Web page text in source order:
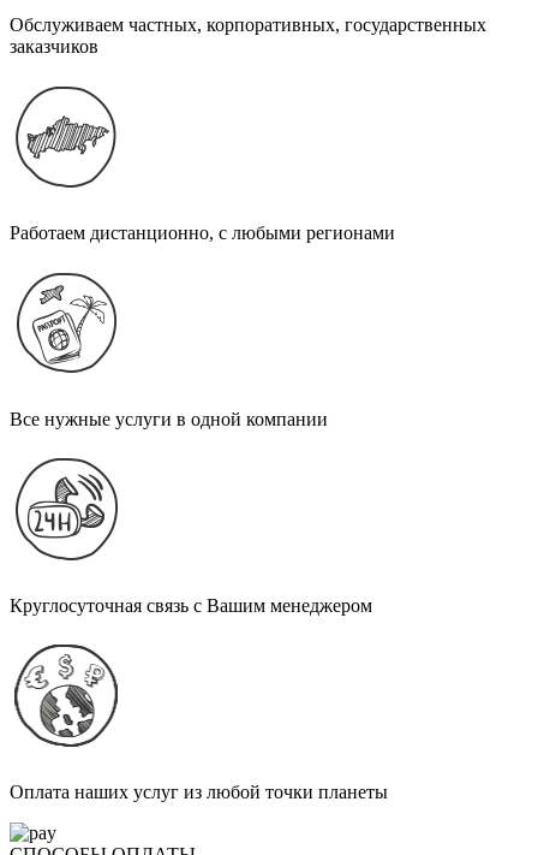
Обслуживаем частных, корпоративных, государственных
заказчиков
Работаем дистанционно, с любыми регионами
Все нужные услуги в одной компании
Круглосуточная связь с Вашим менеджером
Оплата наших услуг из любой точки планеты